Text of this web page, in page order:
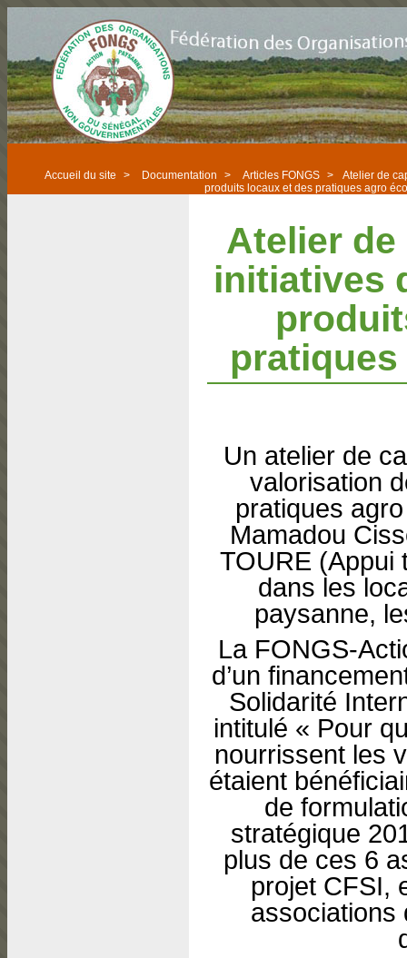
Accueil du site > Documentation > Articles FONGS >
Atelier de
produits locaux et des pratiques agro
Atelier
initiatives
Un atelier de
valorisation
pratiques
Mamadou
TOURE (Appui
dans les
paysanne,
La FONGS-
d’un
Solidarité
intitulé « Pour
nourrissent les
étaient
de
stratégique
plus de ces 6
projet CFSI,
associations